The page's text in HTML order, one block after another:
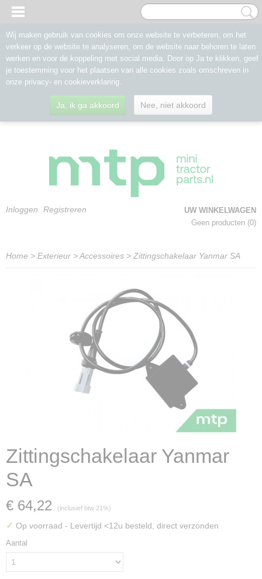
Inloggen Registreren
UW WINKELWAGEN
Geen producten (0)
Home > Exterieur >Accessoires > Zittingschakelaar Yanmar SA
Zittingschakelaar Yanmar
SA
€ 64,22 (inclusief btw 21%)
✓ Op voorraad - Levertijd <12u besteld, direct verzonden
Aantal
Wij maken gebruik van cookies om onze website te verbeteren, om het
verkeer op de website te analyseren, om de website naar behoren te laten
werken en voor de koppeling met social media. Door op Ja te klikken, geef
je toestemming voor het plaatsen van alle cookies zoals omschreven in
onze privacy- en cookieverklaring.
Ja, ik ga akkoord Nee, niet akkoord